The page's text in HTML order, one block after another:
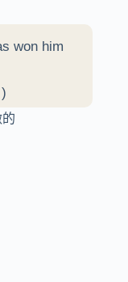
won him